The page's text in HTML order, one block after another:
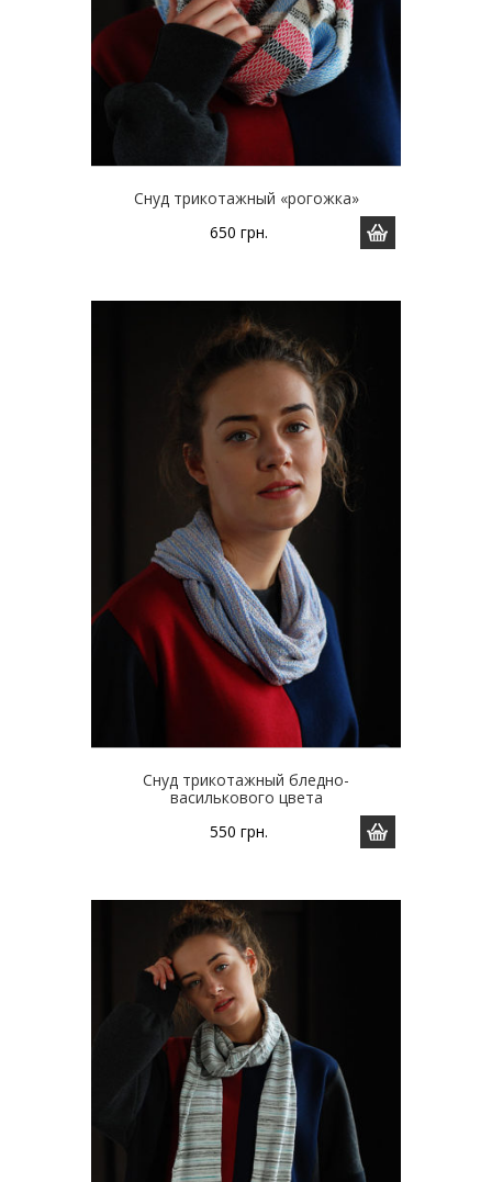
Снуд трикотажный «рогожка»
650 грн.
Снуд трикотажный бледно-
василькового цвета
550 грн.